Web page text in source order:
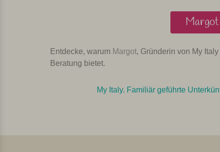
Entdecke, warum Margot, Gründerin von My
Beratung bietet.
My Italy. Familiär geführte